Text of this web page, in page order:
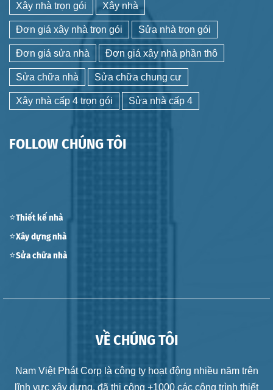
Xây nhà trọn gói Xây nhà
Đơn giá xây nhà trọn gói Sửa nhà trọn gói
Đơn giá sửa nhà Đơn giá xây nhà phần thô
Sửa chữa nhà Sửa chữa chung cư
Xây nhà cấp 4 trọn gói Sửa nhà cấp 4
FOLLOW CHÚNG TÔI
⭐Thiết kế nhà
⭐Xây dựng nhà
⭐Sửa chữa nhà
VỀ CHÚNG TÔI
Nam Việt Phát Corp là công ty hoạt động nhiều năm trên
lĩnh vực xây dựng, đã thi công +1000 các công trình thiết